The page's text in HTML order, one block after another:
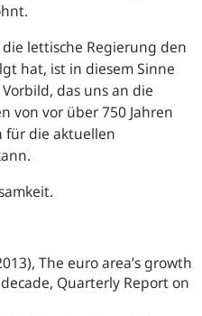
lettische Regierung den
hat, ist in diesem Sinne
das uns an die
von vor über 750 Jahren
für die aktuellen
The euro area’s growth
Quarterly Report on